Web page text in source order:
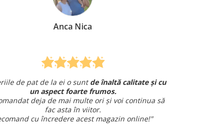
de înaltă calitate și cu
frumos.
ori și voi continua să
magazin online!"
Am comandat o lenjerie de
și am avut o întrebare și